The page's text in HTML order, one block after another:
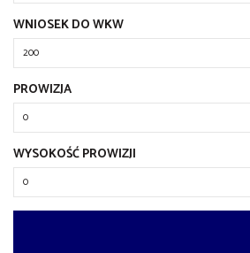
WNIOSEK DO WKW
PROWIZJA
WYSOKOŚĆ PROWIZJI